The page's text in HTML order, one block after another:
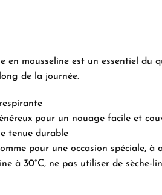
en mousseline est un essentiel
de la journée.
pour un nouage facile et
tenue durable
pour une occasion spéciale, à
à 30°C, ne pas utiliser de sèche-